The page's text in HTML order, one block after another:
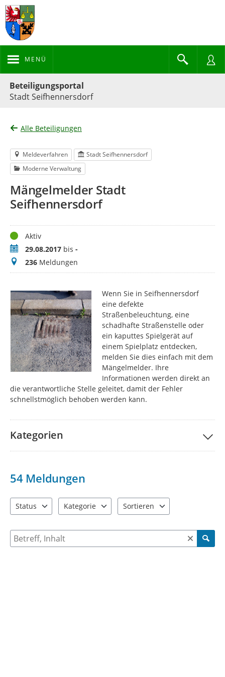
MENÜ
Beteiligungsportal
Stadt Seifhennersdorf
Alle Beteiligungen
Meldeverfahren
Stadt Seifhennersdorf
Moderne Verwaltung
Mängelmelder Stadt
Seifhennersdorf
StatusAktiv
Zeitraum29.08.2017 bis -
Meldungen
236 Meldungen
Wenn Sie in Seifhennersdorf
eine defekte
Straßenbeleuchtung, eine
schadhafte Straßenstelle oder
ein kaputtes Spielgerät auf
einem Spielplatz entdecken,
melden Sie dies einfach mit dem
Mängelmelder. Ihre
Informationen werden direkt an
die verantwortliche Stelle geleitet, damit der Fehler
schnellstmöglich behoben werden kann.
Kategorien
54 Meldungen
Status
Kategorie
Sortieren
Suche nach Meldungen und Kommentaren